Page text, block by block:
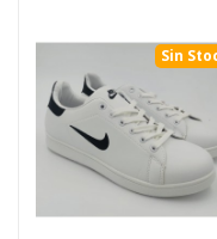
Sin